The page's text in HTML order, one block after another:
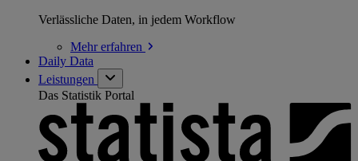
Verlässliche Daten, in jedem Workflow
Mehrerfahren
Daily Data
Leistungen
Das Statistik Portal